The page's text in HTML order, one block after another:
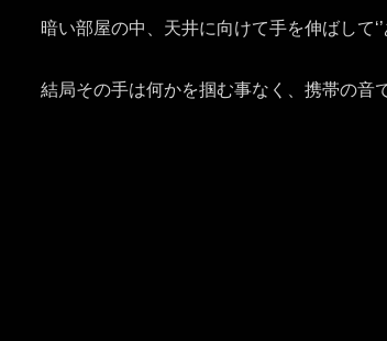
暗い部屋の中、天井に向けて手を伸ばして‘’
結局その手は何かを掴む事なく、携帯の音